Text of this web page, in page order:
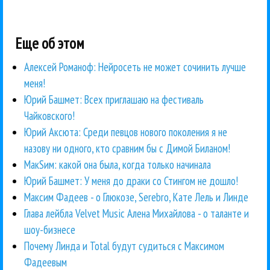
Еще об этом
Алексей Романоф: Нейросеть не может сочинить лучше
меня!
Юрий Башмет: Всех приглашаю на фестиваль
Чайковского!
Юрий Аксюта: Среди певцов нового поколения я не
назову ни одного, кто сравним бы с Димой Биланом!
МакSим: какой она была, когда только начинала
Юрий Башмет: У меня до драки со Стингом не дошло!
Максим Фадеев - о Глюкозе, Serebro, Кате Лель и Линде
Глава лейбла Velvet Music Алена Михайлова - о таланте и
шоу-бизнесе
Почему Линда и Total будут судиться с Максимом
Фадеевым